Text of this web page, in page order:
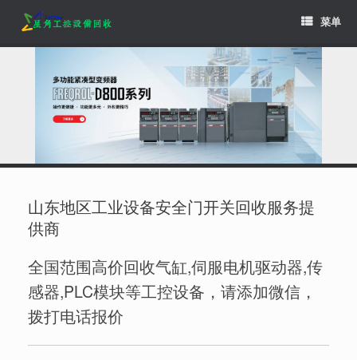
content
菜单
山东地区工业设备安全门开关回收服务提
供商
全国范围高价回收气缸,伺服电机驱动器,传
感器,PLC模块等工控设备，请添加微信，
拨打电话报价